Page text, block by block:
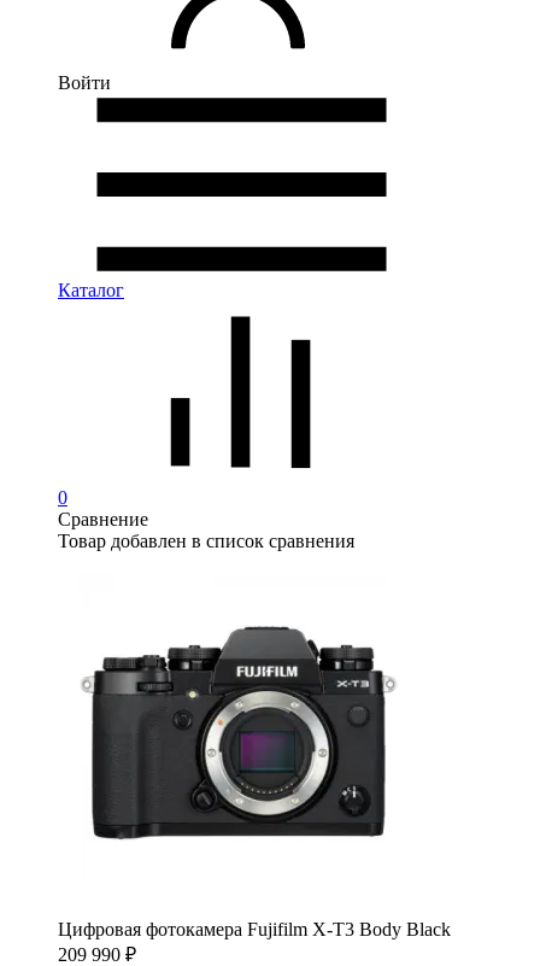
Войти
Каталог
0
Сравнение
Товар добавлен в список сравнения
Цифровая фотокамера Fujifilm X-T3 Body Black
209 990 ₽